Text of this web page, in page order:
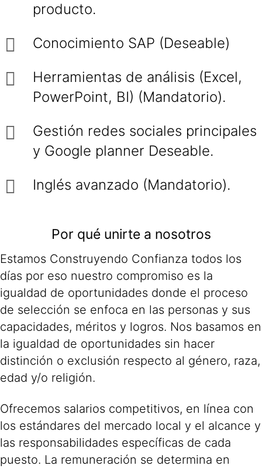
producto.
Conocimiento SAP (Deseable)
Herramientas de análisis (Excel,
PowerPoint, BI) (Mandatorio).
Gestión redes sociales principales
y Google planner Deseable.
Inglés avanzado (Mandatorio).
Por qué unirte a nosotros
Estamos Construyendo Confianza todos los
días por eso nuestro compromiso es la
igualdad de oportunidades donde el proceso
de selección se enfoca en las personas y sus
capacidades, méritos y logros. Nos basamos en
la igualdad de oportunidades sin hacer
distinción o exclusión respecto al género, raza,
edad y/o religión.
Ofrecemos salarios competitivos, en línea con
los estándares del mercado local y el alcance y
las responsabilidades específicas de cada
puesto. La remuneración se determina en